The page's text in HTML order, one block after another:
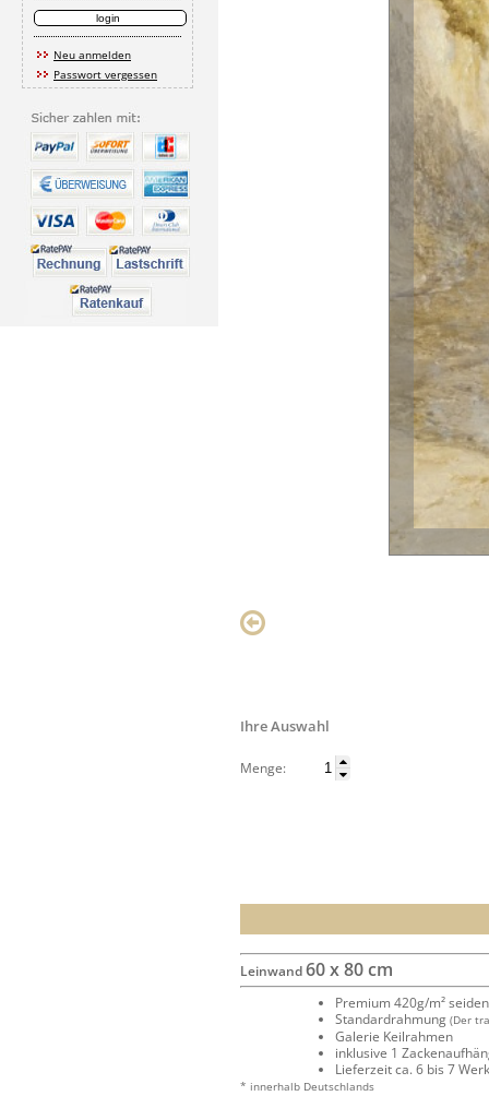
Neu anmelden
Passwort vergessen
Ihre Auswahl
Menge:
Leinwand60 x 80 cm
Premium 420g/m²
Standardrahmung (Der
Galerie Keilrahmen
inklusive 1
Lieferzeit ca. 6 bis 7
* innerhalb Deutschlands